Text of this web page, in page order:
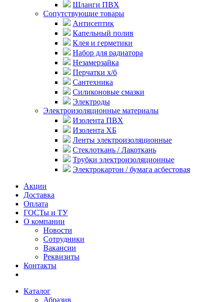
Шланги ПВХ
Сопутствующие товары
Антисептик
Капельный полив
Клея и герметики
Набор для радиатора
Незамерзайка
Перчатки х/б
Сантехника
Силиконовые смазки
Электроды
Электроизоляционные материалы
Изолента ПВХ
Изолента ХБ
Ленты электроизоляционные
Стеклоткань / Лакоткань
Трубки электроизоляционные
Электрокартон / бумага асбестовая
Акции
Доставка
Оплата
ГОСТы и ТУ
О компании
Новости
Сотрудники
Вакансии
Реквизиты
Контакты
Каталог
Абразив